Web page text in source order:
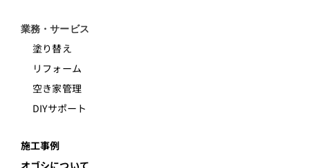
業務・サービス
塗り替え
リフォーム
空き家管理
DIYサポート
施工事例
オゴシについて